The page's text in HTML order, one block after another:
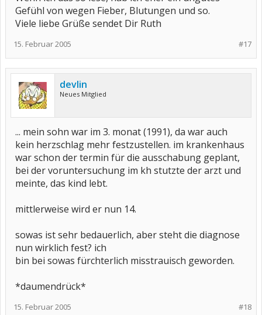
Gefühl von wegen Fieber, Blutungen und so.
Viele liebe Grüße sendet Dir Ruth
#17
15. Februar 2005
devlin
Neues Mitglied
... mein sohn war im 3. monat (1991), da war auch
kein herzschlag mehr festzustellen. im krankenhaus
war schon der termin für die ausschabung geplant,
bei der voruntersuchung im kh stutzte der arzt und
meinte, das kind lebt.
mittlerweise wird er nun 14.
sowas ist sehr bedauerlich, aber steht die diagnose
nun wirklich fest? ich
bin bei sowas fürchterlich misstrauisch geworden.
*daumendrück*
#18
15. Februar 2005